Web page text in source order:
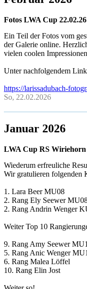
Fotos LWA Cup
Ein Teil der Fotos vom
der Galerie online.
vielen coolen
Unter nachfolgendem
https://larissadubach-
So, 22.02.2026
Januar 2026
LWA Cup RS Wiriehorn
Wiederum erfreuliche
Wir gratulieren folgenden
1. Lara Beer MU08
2. Rang Ely Seewer
2. Rang Andrin Wenger
Weiter Top 10
9. Rang Amy Seewer
5. Rang Anic Wenger
6. Rang Malea Löffel
10. Rang Elin Jost